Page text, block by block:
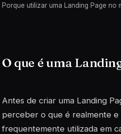
Porque utilizar uma Landing Page no
O que é uma
Antes de criar uma Landing
perceber o que é realmente
frequentemente utilizada em